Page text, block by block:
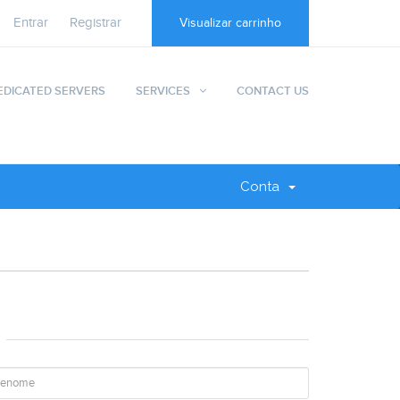
Entrar Registrar Visualizar carrinho
SERVERS SERVICES CONTACT US
Conta